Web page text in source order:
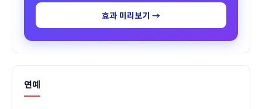
효과 미리보기 →
연예